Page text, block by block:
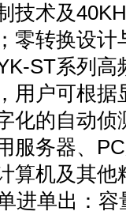
技术及
零转换设计
ST系列高
用户可根据
化的自动侦
服务器、
算机及其他
进单出：容